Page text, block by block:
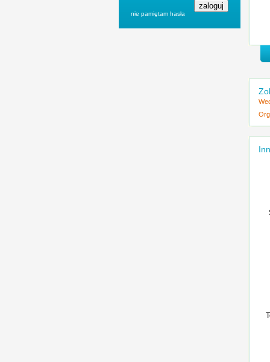
nie pamiętam hasła